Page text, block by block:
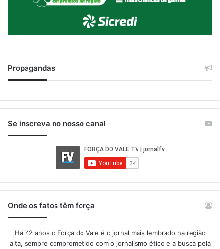
Propagandas
Se inscreva no nosso canal
Onde os fatos têm força
Há 42 anos o Força do Vale é o jornal mais lembrado na região
alta, sempre comprometido com o jornalismo ético e a busca pela